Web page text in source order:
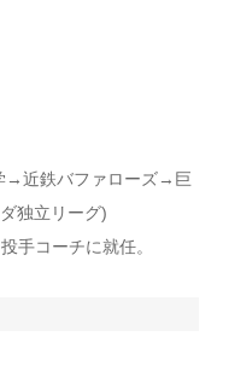
→近鉄バファローズ→巨
独立リーグ)
手コーチに就任。